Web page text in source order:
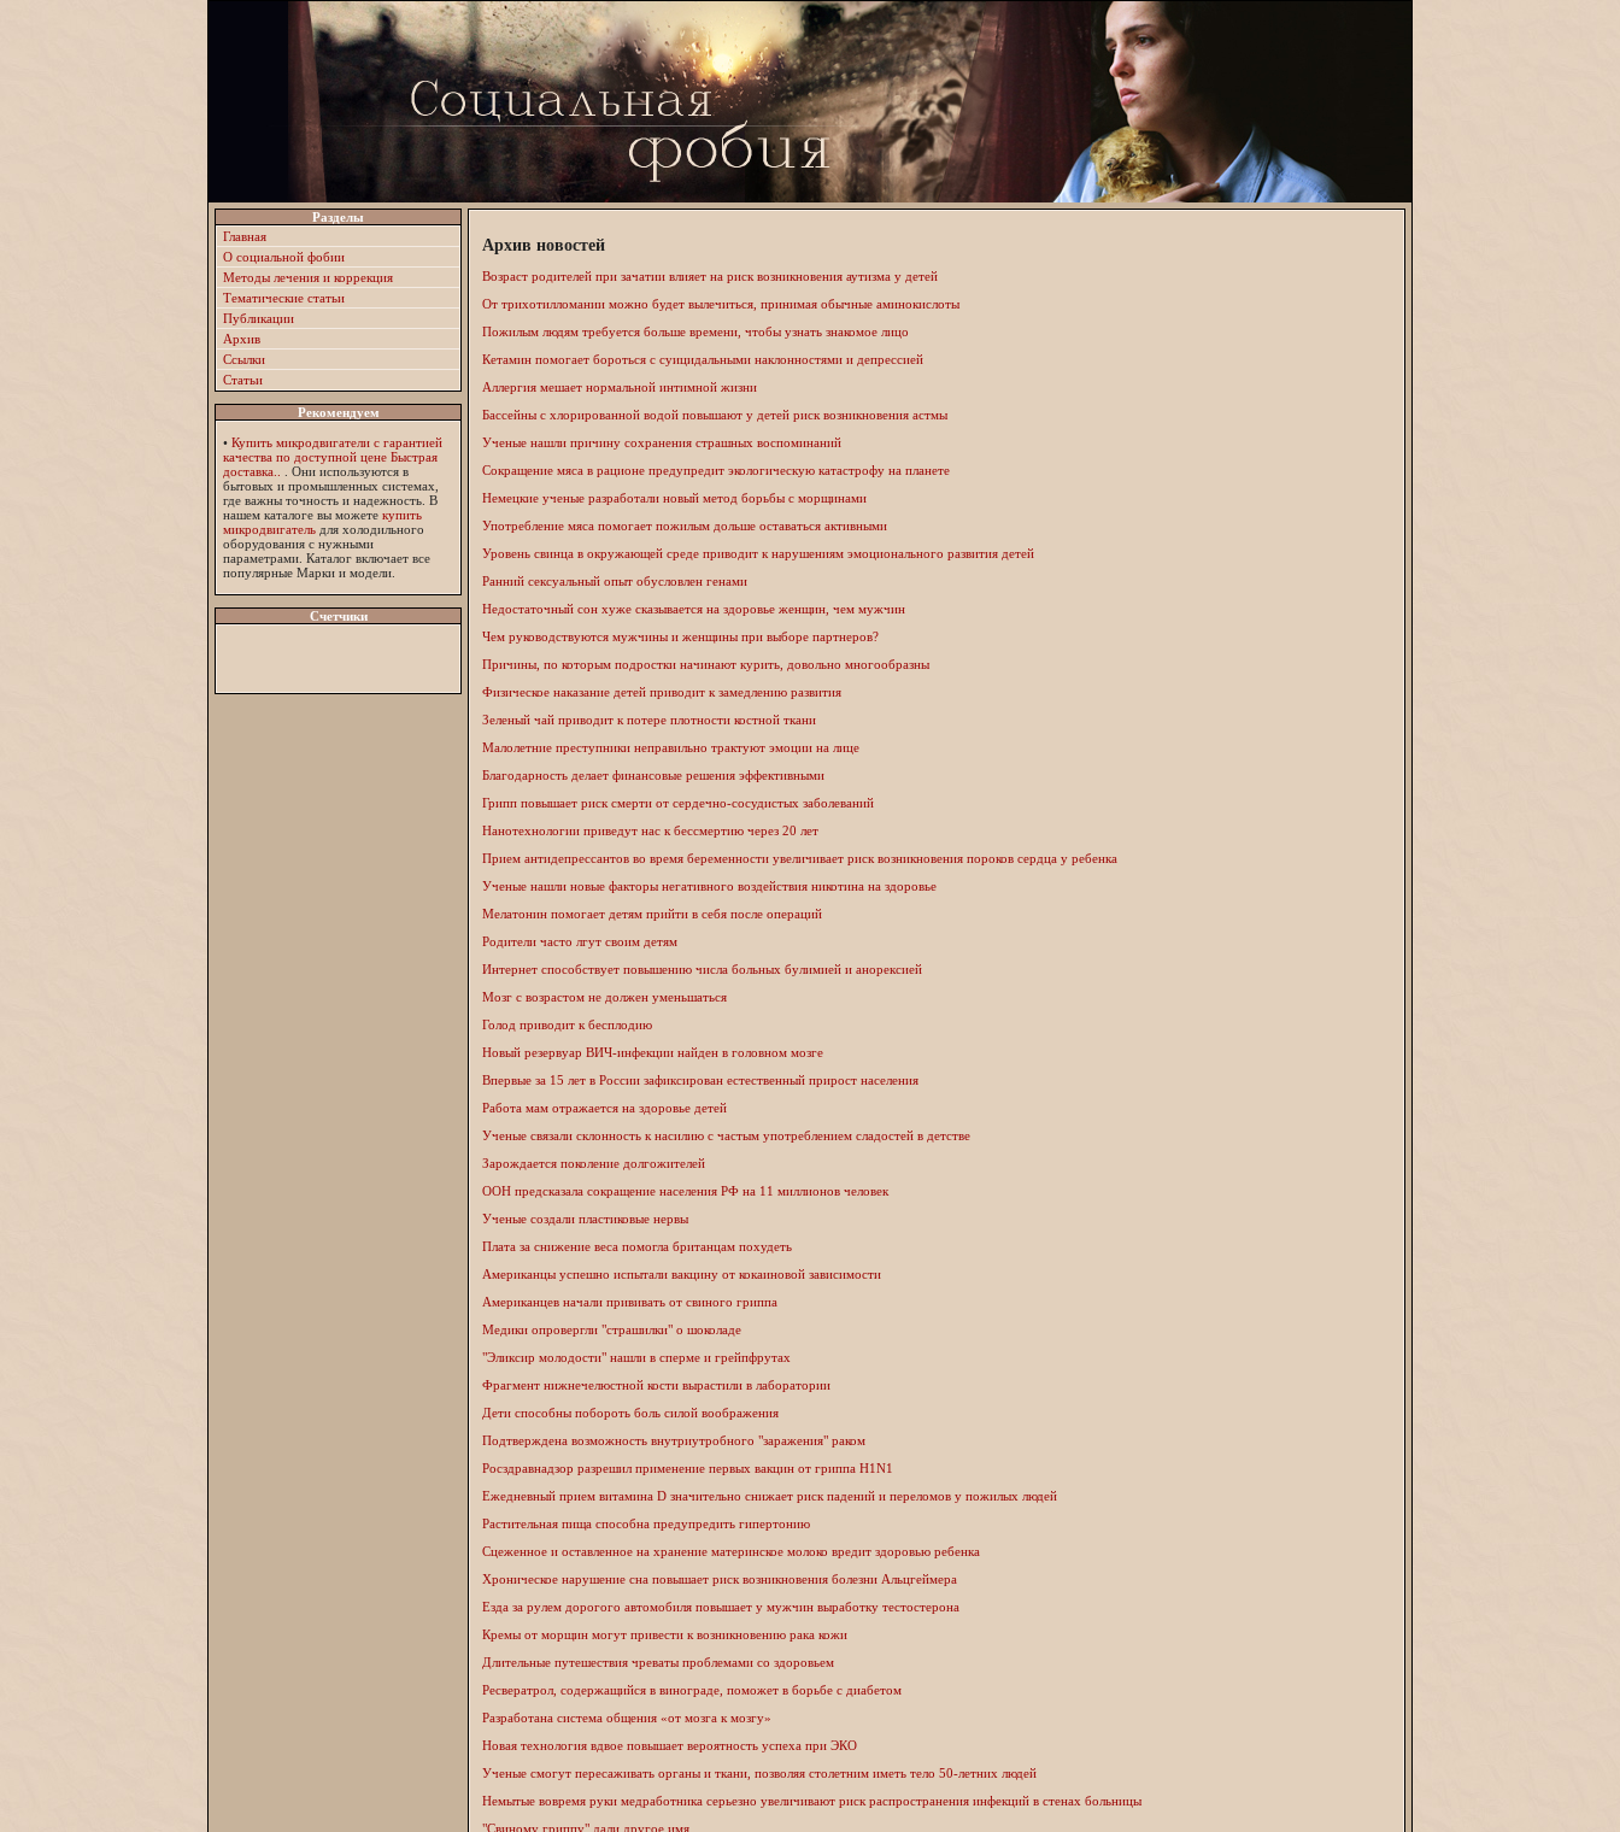
Разделы
Главная
О социальной фобии
Методы лечения и коррекция
Тематические статьи
Публикации
Архив
Ссылки
Статьи
Рекомендуем
• Купить микродвигатели с гарантией
качества по доступной цене Быстрая
доставка..
. Они используются в
бытовых и промышленных системах,
где важны точность и надежность. В
нашем каталоге вы можете купить
микродвигатель для холодильного
оборудования с нужными
параметрами. Каталог включает все
популярные Марки и модели.
Счетчики
Архив новостей
Возраст родителей при зачатии влияет на риск возникновения аутизма у детей
От трихотилломании можно будет вылечиться, принимая обычные аминокислоты
Пожилым людям требуется больше времени, чтобы узнать знакомое лицо
Кетамин помогает бороться с суицидальными наклонностями и депрессией
Аллергия мешает нормальной интимной жизни
Бассейны с хлорированной водой повышают у детей риск возникновения астмы
Ученые нашли причину сохранения страшных воспоминаний
Сокращение мяса в рационе предупредит экологическую катастрофу на планете
Немецкие ученые разработали новый метод борьбы с морщинами
Употребление мяса помогает пожилым дольше оставаться активными
Уровень свинца в окружающей среде приводит к нарушениям эмоционального развития детей
Ранний сексуальный опыт обусловлен генами
Недостаточный сон хуже сказывается на здоровье женщин, чем мужчин
Чем руководствуются мужчины и женщины при выборе партнеров?
Причины, по которым подростки начинают курить, довольно многообразны
Физическое наказание детей приводит к замедлению развития
Зеленый чай приводит к потере плотности костной ткани
Малолетние преступники неправильно трактуют эмоции на лице
Благодарность делает финансовые решения эффективными
Грипп повышает риск смерти от сердечно-сосудистых заболеваний
Нанотехнологии приведут нас к бессмертию через 20 лет
Прием антидепрессантов во время беременности увеличивает риск возникновения пороков сердца у ребенка
Ученые нашли новые факторы негативного воздействия никотина на здоровье
Мелатонин помогает детям прийти в себя после операций
Родители часто лгут своим детям
Интернет способствует повышению числа больных булимией и анорексией
Мозг с возрастом не должен уменьшаться
Голод приводит к бесплодию
Новый резервуар ВИЧ-инфекции найден в головном мозге
Впервые за 15 лет в России зафиксирован естественный прирост населения
Работа мам отражается на здоровье детей
Ученые связали склонность к насилию с частым употреблением сладостей в детстве
Зарождается поколение долгожителей
ООН предсказала сокращение населения РФ на 11 миллионов человек
Ученые создали пластиковые нервы
Плата за снижение веса помогла британцам похудеть
Американцы успешно испытали вакцину от кокаиновой зависимости
Американцев начали прививать от свиного гриппа
Медики опровергли "страшилки" о шоколаде
"Эликсир молодости" нашли в сперме и грейпфрутах
Фрагмент нижнечелюстной кости вырастили в лаборатории
Дети способны побороть боль силой воображения
Подтверждена возможность внутриутробного "заражения" раком
Росздравнадзор разрешил применение первых вакцин от гриппа H1N1
Ежедневный прием витамина D значительно снижает риск падений и переломов у пожилых людей
Растительная пища способна предупредить гипертонию
Сцеженное и оставленное на хранение материнское молоко вредит здоровью ребенка
Хроническое нарушение сна повышает риск возникновения болезни Альцгеймера
Езда за рулем дорогого автомобиля повышает у мужчин выработку тестостерона
Кремы от морщин могут привести к возникновению рака кожи
Длительные путешествия чреваты проблемами со здоровьем
Ресвератрол, содержащийся в винограде, поможет в борьбе с диабетом
Разработана система общения «от мозга к мозгу»
Новая технология вдвое повышает вероятность успеха при ЭКО
Ученые смогут пересаживать органы и ткани, позволяя столетним иметь тело 50-летних людей
Немытые вовремя руки медработника серьезно увеличивают риск распространения инфекций в стенах больницы
"Свиному гриппу" дали другое имя